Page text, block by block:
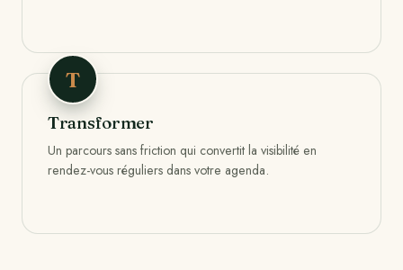
T
Transformer
Un parcours sans friction qui convertit la visibilité en
rendez-vous réguliers dans votre agenda.